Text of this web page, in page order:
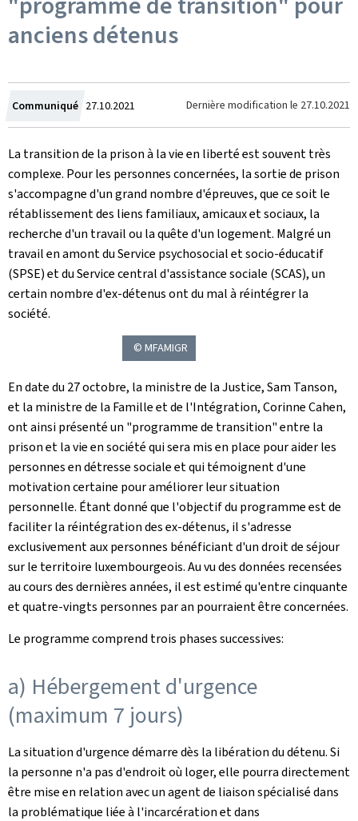
anciens détenus
Communiqué Crée
le
27.10.2021 Dernière modification le 27.10.2021
La transition de la prison à la vie en liberté est souvent très
complexe. Pour les personnes concernées, la sortie de prison
s'accompagne d'un grand nombre d'épreuves, que ce soit le
rétablissement des liens familiaux, amicaux et sociaux, la
recherche d'un travail ou la quête d'un logement. Malgré un
travail en amont du Service psychosocial et socio-éducatif
(SPSE) et du Service central d'assistance sociale (SCAS), un
certain nombre d'ex-détenus ont du mal à réintégrer la
société.
© MFAMIGR
En date du 27 octobre, la ministre de la Justice, Sam Tanson,
et la ministre de la Famille et de l'Intégration, Corinne Cahen,
ont ainsi présenté un "programme de transition" entre la
prison et la vie en société qui sera mis en place pour aider les
personnes en détresse sociale et qui témoignent d'une
motivation certaine pour améliorer leur situation
personnelle. Étant donné que l'objectif du programme est de
faciliter la réintégration des ex-détenus, il s'adresse
exclusivement aux personnes bénéficiant d'un droit de séjour
sur le territoire luxembourgeois. Au vu des données recensées
au cours des dernières années, il est estimé qu'entre cinquante
et quatre-vingts personnes par an pourraient être concernées.
Le programme comprend trois phases successives:
a) Hébergement d'urgence
(maximum 7 jours)
La situation d'urgence démarre dès la libération du détenu. Si
la personne n'a pas d'endroit où loger, elle pourra directement
être mise en relation avec un agent de liaison spécialisé dans
la problématique liée à l'incarcération et dans